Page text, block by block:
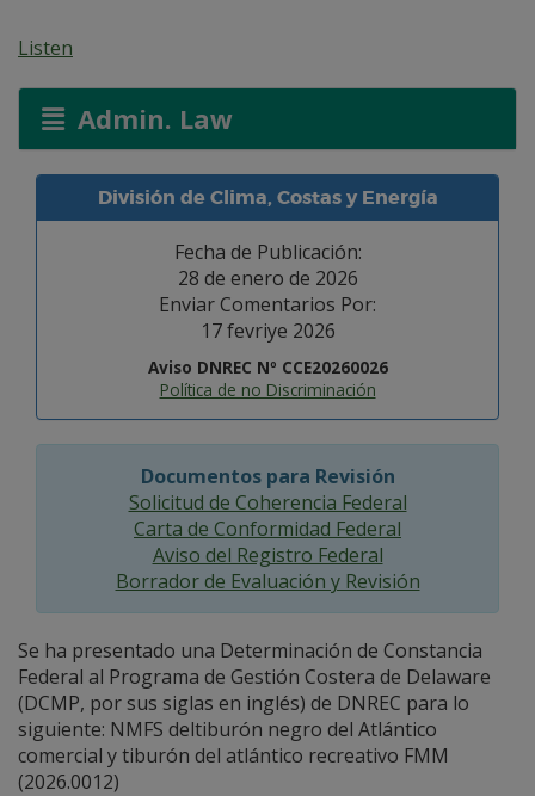
Listen
Admin. Law
División de Clima, Costas y Energía
Fecha de Publicación:
28 de enero de 2026
Enviar Comentarios Por:
17 fevriye 2026
Aviso DNREC Nº CCE20260026
Política de no Discriminación
Documentos para Revisión
Solicitud de Coherencia Federal
Carta de Conformidad Federal
Aviso del Registro Federal
Borrador de Evaluación y Revisión
Se ha presentado una Determinación de Constancia
Federal al Programa de Gestión Costera de Delaware
(DCMP, por sus siglas en inglés) de DNREC para lo
siguiente: NMFS deltiburón negro del Atlántico
comercial y tiburón del atlántico recreativo FMM
(2026.0012)